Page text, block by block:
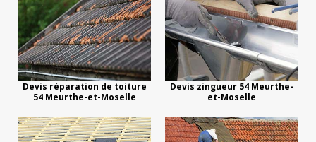
Devis réparation de toiture
54 Meurthe-et-Moselle
Devis zingueur 54 Meurthe-
et-Moselle